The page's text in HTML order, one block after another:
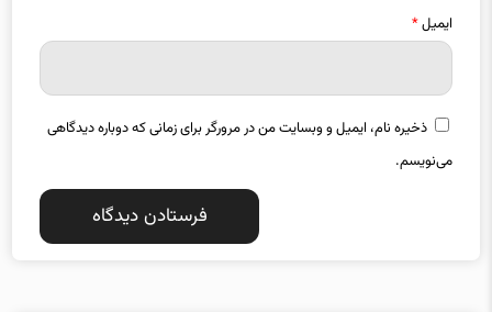
ایمیل*
ذخیره نام، ایمیل و وبسایت من در مرورگر برای زمانی که دوباره دیدگاهی
می‌نویسم.